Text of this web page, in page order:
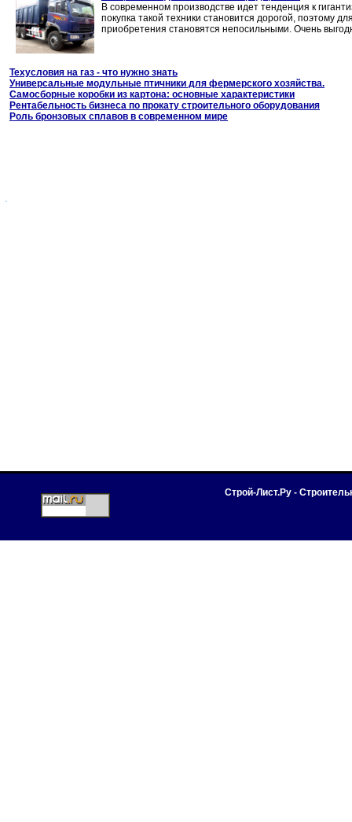
В современном производстве идет тенденция к
покупка такой техники становится дорогой, поэтому
приобретения становятся непосильными. Очень
Техусловия на газ - что нужно знать
Универсальные модульные птичники для фермерского хозяйства.
Самосборные коробки из картона: основные характеристики
Рентабельность бизнеса по прокату строительного оборудования
Роль бронзовых сплавов в современном мире
Строй-Лист.Ру -